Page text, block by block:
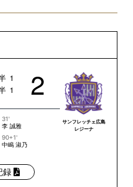
1
1 2
31'
李 誠雅
90+1'
中嶋 淑乃
サンフレッチェ広島
レジーナ
録